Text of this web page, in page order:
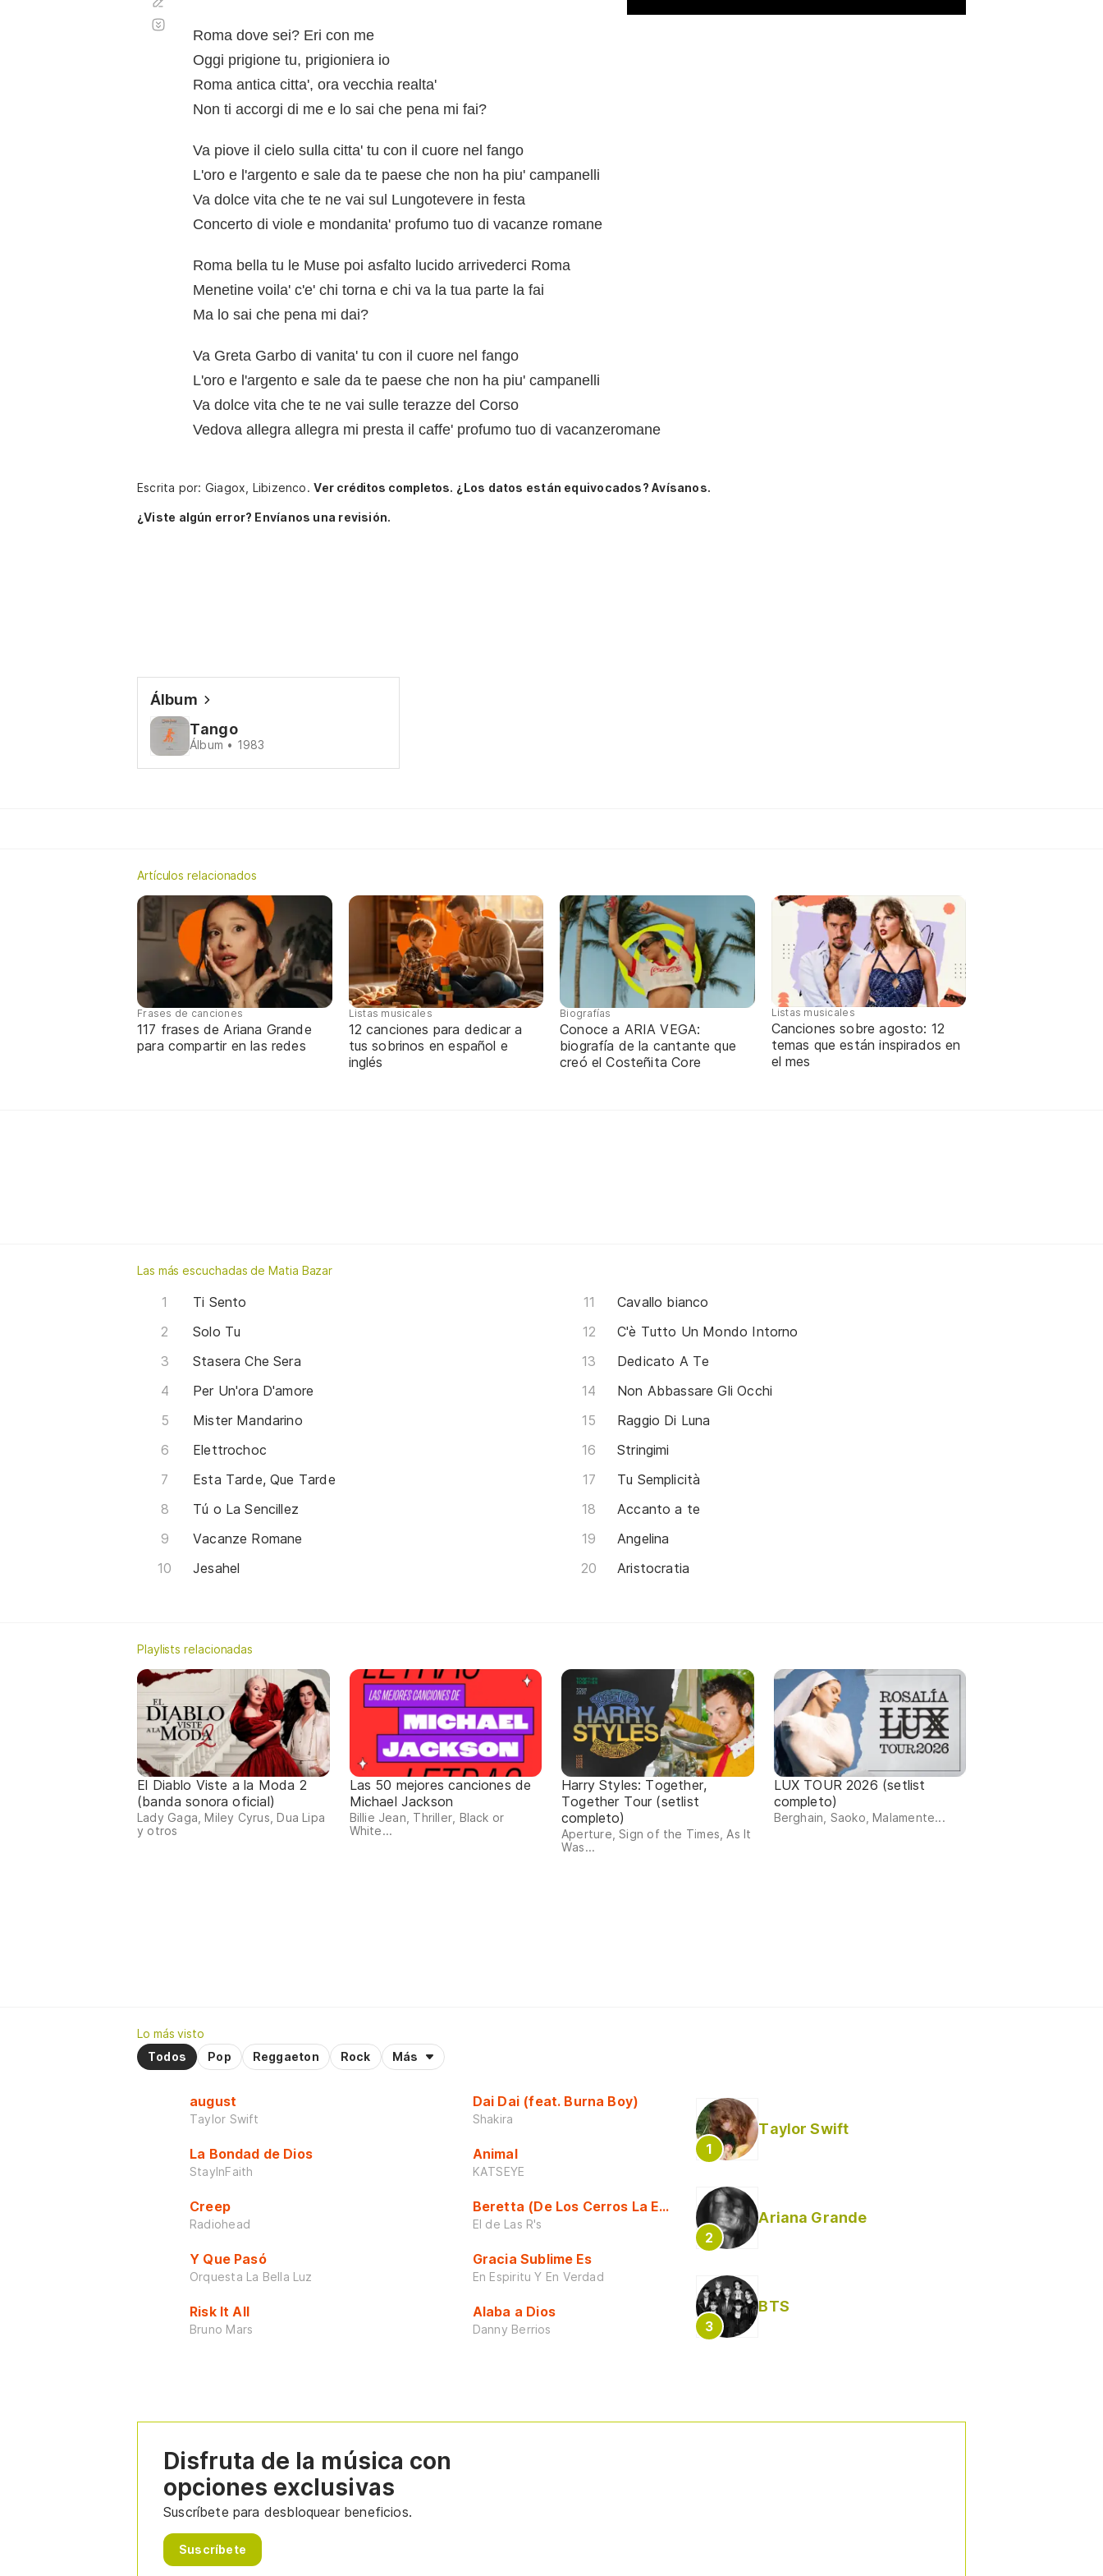
Roma dove sei? Eri con me
Oggi prigione tu, prigioniera io
Roma antica citta', ora vecchia realta'
Non ti accorgi di me e lo sai che pena mi fai?
Va piove il cielo sulla citta' tu con il cuore nel fango
L'oro e l'argento e sale da te paese che non ha piu' campanelli
Va dolce vita che te ne vai sul Lungotevere in festa
Concerto di viole e mondanita' profumo tuo di vacanze romane
Roma bella tu le Muse poi asfalto lucido arrivederci Roma
Menetine voila' c'e' chi torna e chi va la tua parte la fai
Ma lo sai che pena mi dai?
Va Greta Garbo di vanita' tu con il cuore nel fango
L'oro e l'argento e sale da te paese che non ha piu' campanelli
Va dolce vita che te ne vai sulle terazze del Corso
Vedova allegra allegra mi presta il caffe' profumo tuo di vacanzeromane
automático
Escrita por: Giagox, Libizenco.Ver créditos completos. ¿Los datos están equivocados? Avísanos.
¿Viste algún error? Envíanos una revisión.
Álbum
Tango
Álbum • 1983
Artículos relacionados
Frases de canciones
117 frases de Ariana Grande
para compartir en las redes
Listas musicales
12 canciones para dedicar a
tus sobrinos en español e
inglés
Biografías
Conoce a ARIA VEGA:
biografía de la cantante que
creó el Costeñita Core
Listas musicales
Canciones sobre agosto: 12
temas que están inspirados en
el mes
Las más escuchadas de Matia Bazar
Ti Sento
Solo Tu
Stasera Che Sera
Per Un'ora D'amore
Mister Mandarino
Elettrochoc
Esta Tarde, Que Tarde
Tú o La Sencillez
Vacanze Romane
Jesahel
Cavallo bianco
C'è Tutto Un Mondo Intorno
Dedicato A Te
Non Abbassare Gli Occhi
Raggio Di Luna
Stringimi
Tu Semplicità
Accanto a te
Angelina
Aristocratia
Playlists relacionadas
El Diablo Viste a la Moda 2
(banda sonora oficial)
Lady Gaga, Miley Cyrus, Dua Lipa
y otros
Las 50 mejores canciones de
Michael Jackson
Billie Jean, Thriller, Black or
White...
Harry Styles: Together,
Together Tour (setlist
completo)
Aperture, Sign of the Times, As It
Was...
LUX TOUR 2026 (setlist
completo)
Berghain, Saoko, Malamente...
Lo más visto
Todos
Pop Reggaeton Rock Más
august
Taylor Swift
La Bondad de Dios
StayInFaith
Creep
Radiohead
Y Que Pasó
Orquesta La Bella Luz
Risk It All
Bruno Mars
Dai Dai (feat. Burna Boy)
Shakira
Animal
KATSEYE
Beretta (De Los Cerros La Escuela)
El de Las R's
Gracia Sublime Es
En Espiritu Y En Verdad
Alaba a Dios
Danny Berrios
Taylor Swift
Ariana Grande
BTS
Disfruta de la música con
opciones exclusivas
Suscríbete para desbloquear beneficios.
Suscríbete